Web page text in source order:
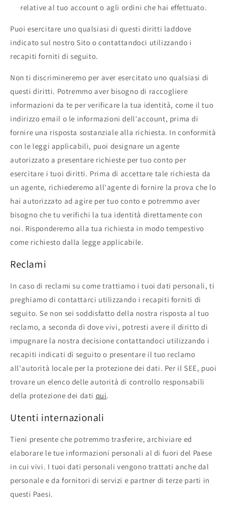
relative al tuo account o agli ordini che hai effettuato.
Puoi esercitare uno qualsiasi di questi diritti laddove
indicato sul nostro Sito o contattandoci utilizzando i
recapiti forniti di seguito.
Non ti discrimineremo per aver esercitato uno qualsiasi di
questi diritti. Potremmo aver bisogno di raccogliere
informazioni da te per verificare la tua identità, come il tuo
indirizzo email o le informazioni dell'account, prima di
fornire una risposta sostanziale alla richiesta. In conformità
con le leggi applicabili, puoi designare un agente
autorizzato a presentare richieste per tuo conto per
esercitare i tuoi diritti. Prima di accettare tale richiesta da
un agente, richiederemo all'agente di fornire la prova che lo
hai autorizzato ad agire per tuo conto e potremmo aver
bisogno che tu verifichi la tua identità direttamente con
noi. Risponderemo alla tua richiesta in modo tempestivo
come richiesto dalla legge applicabile.
Reclami
In caso di reclami su come trattiamo i tuoi dati personali, ti
preghiamo di contattarci utilizzando i recapiti forniti di
seguito. Se non sei soddisfatto della nostra risposta al tuo
reclamo, a seconda di dove vivi, potresti avere il diritto di
impugnare la nostra decisione contattandoci utilizzando i
recapiti indicati di seguito o presentare il tuo reclamo
all'autorità locale per la protezione dei dati. Per il SEE, puoi
trovare un elenco delle autorità di controllo responsabili
della protezione dei dati qui.
Utenti internazionali
Tieni presente che potremmo trasferire, archiviare ed
elaborare le tue informazioni personali al di fuori del Paese
in cui vivi. I tuoi dati personali vengono trattati anche dal
personale e da fornitori di servizi e partner di terze parti in
questi Paesi.